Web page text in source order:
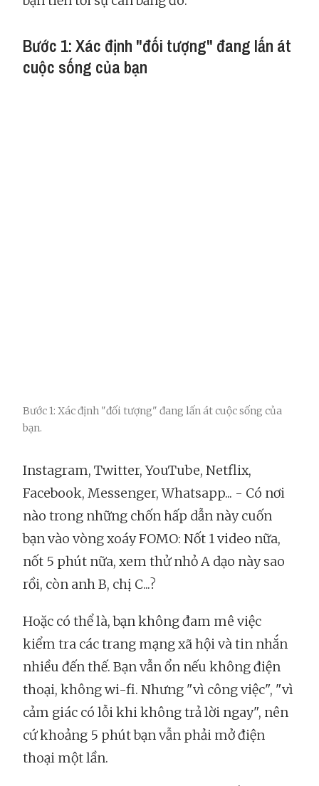
Bước 1: Xác định "đối tượng" đang lấn át
cuộc sống của bạn
Bước 1: Xác định "đối tượng" đang lấn át cuộc sống của
bạn.
Instagram, Twitter, YouTube, Netflix,
Facebook, Messenger, Whatsapp... - Có nơi
nào trong những chốn hấp dẫn này cuốn
bạn vào vòng xoáy FOMO: Nốt 1 video nữa,
nốt 5 phút nữa, xem thử nhỏ A dạo này sao
rồi, còn anh B, chị C...?
Hoặc có thể là, bạn không đam mê việc
kiểm tra các trang mạng xã hội và tin nhắn
nhiều đến thế. Bạn vẫn ổn nếu không điện
thoại, không wi-fi. Nhưng "vì công việc", "vì
cảm giác có lỗi khi không trả lời ngay", nên
cứ khoảng 5 phút bạn vẫn phải mở điện
thoại một lần.